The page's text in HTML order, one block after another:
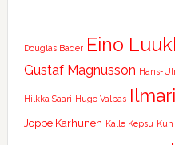
Douglas Bader Eino
Gustaf Magnusson Hans-
Hilkka Saari Hugo Valpas
Joppe Karhunen Kalle Kepsu